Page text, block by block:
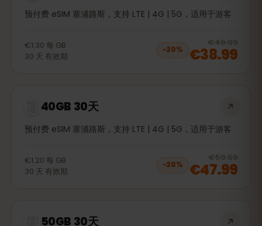
预付费 eSIM 塞浦路斯，支持 LTE | 4G | 5G，适用于游客
€1.30 每 GB
30 天 有效期
−20%
€48.99
€38.99
40GB 30天
预付费 eSIM 塞浦路斯，支持 LTE | 4G | 5G，适用于游客
€1.20 每 GB
30 天 有效期
−20%
€59.99
€47.99
50GB 30天